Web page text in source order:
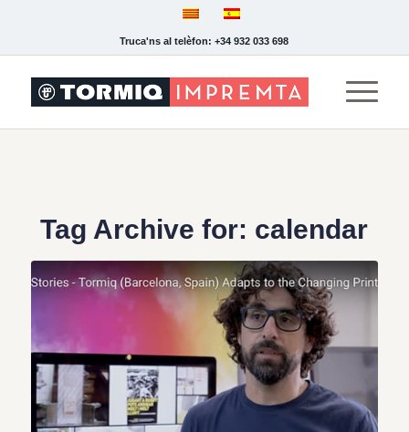
Truca'ns al telèfon: +34 932 033 698
Tag Archive for: calendar